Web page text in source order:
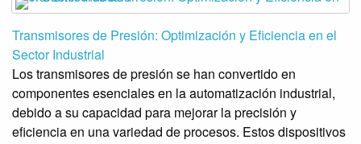
Transmisores de Presión: Optimización y Eficiencia en el
Sector Industrial
Los transmisores de presión se han convertido en
componentes esenciales en la automatización industrial,
debido a su capacidad para mejorar la precisión y
eficiencia en una variedad de procesos. Estos dispositivos